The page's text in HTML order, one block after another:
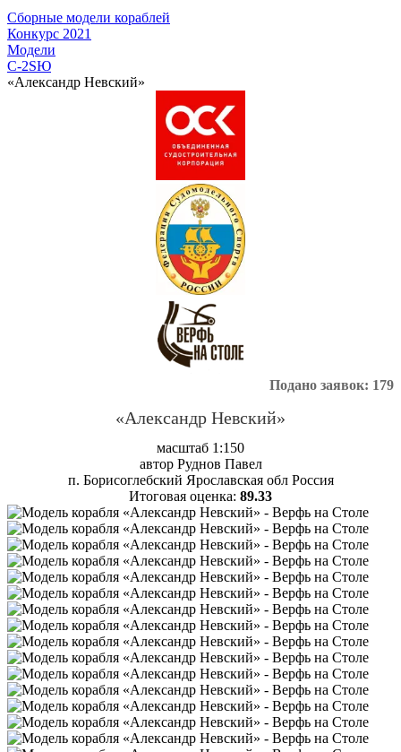
Сборные модели кораблей
Конкурс 2021
Модели
C-2SЮ
«Александр Невский»
Подано заявок: 179
«Александр Невский»
масштаб 1:150
автор Руднов Павел
п. Борисоглебский Ярославская обл Россия
Итоговая оценка: 89.33